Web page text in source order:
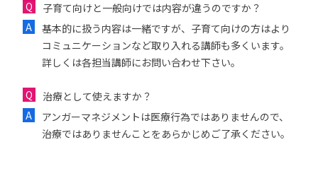
子育て向けと一般向けでは内容が違うのですか？
基本的に扱う内容は一緒ですが、子育て向けの方はより
コミュニケーションなど取り入れる講師も多くいます。
詳しくは各担当講師にお問い合わせ下さい。
治療として使えますか？
アンガーマネジメントは医療行為ではありませんので、
治療ではありませんことをあらかじめご了承ください。